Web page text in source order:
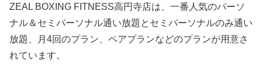
ZEAL BOXING FITNESS高円寺店は、一番人気のパーソ
ナル＆セミパーソナル通い放題とセミパーソナルのみ通い
放題、月4回のプラン、ペアプランなどのプランが用意さ
れています。